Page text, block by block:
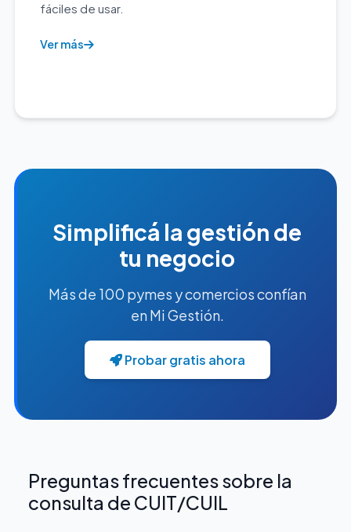
fáciles de usar.
Ver más
Simplificá la gestión de
tu negocio
Más de 100 pymes y comercios confían
en Mi Gestión.
Probar gratis ahora
Preguntas frecuentes sobre la
consulta de CUIT/CUIL